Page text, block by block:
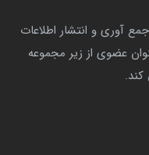
از سال 1394 با هدف جمع آوری و انتشار اطلاعات
عضوی از زیر مجموعه